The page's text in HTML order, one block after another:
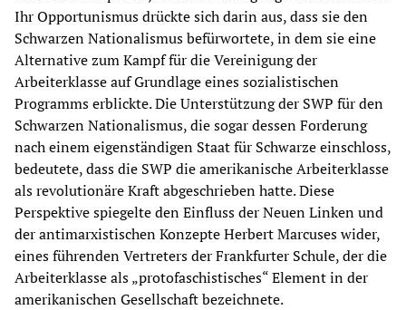
Ihr Opportunismus drückte sich darin aus, dass sie den
Schwarzen Nationalismus befürwortete, in dem sie eine
Alternative zum Kampf für die Vereinigung der
Arbeiterklasse auf Grundlage eines sozialistischen
Programms erblickte. Die Unterstützung der SWP für den
Schwarzen Nationalismus, die sogar dessen Forderung
nach einem eigenständigen Staat für Schwarze einschloss,
bedeutete, dass die SWP die amerikanische Arbeiterklasse
als revolutionäre Kraft abgeschrieben hatte. Diese
Perspektive spiegelte den Einfluss der Neuen Linken und
der antimarxistischen Konzepte Herbert Marcuses wider,
eines führenden Vertreters der Frankfurter Schule, der die
Arbeiterklasse als „protofaschistisches“ Element in der
amerikanischen Gesellschaft bezeichnete.